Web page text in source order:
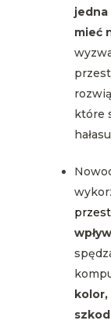
mieć
które
kolor,